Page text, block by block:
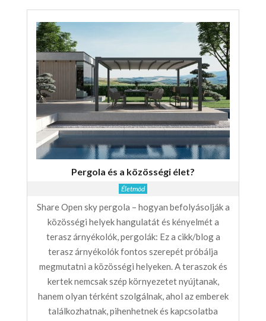
Pergola és a közösségi élet?
Életmód
Share Open sky pergola – hogyan befolyásolják a
közösségi helyek hangulatát és kényelmét a
terasz árnyékolók, pergolák: Ez a cikk/blog a
terasz árnyékolók fontos szerepét próbálja
megmutatni a közösségi helyeken. A teraszok és
kertek nemcsak szép környezetet nyújtanak,
hanem olyan térként szolgálnak, ahol az emberek
találkozhatnak, pihenhetnek és kapcsolatba